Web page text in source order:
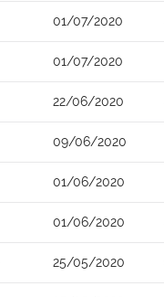
01/07/2020
01/07/2020
22/06/2020
09/06/2020
01/06/2020
01/06/2020
25/05/2020